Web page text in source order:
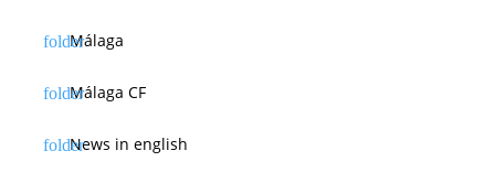
Málaga
Málaga CF
News in english